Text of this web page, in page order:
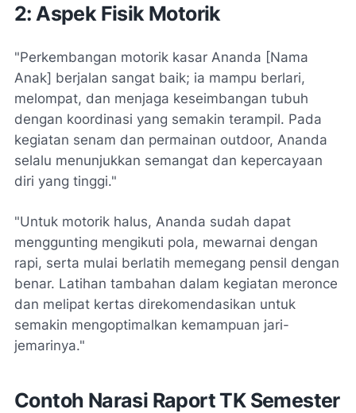
2: Aspek Fisik Motorik
"Perkembangan motorik kasar Ananda [Nama
Anak] berjalan sangat baik; ia mampu berlari,
melompat, dan menjaga keseimbangan tubuh
dengan koordinasi yang semakin terampil. Pada
kegiatan senam dan permainan outdoor, Ananda
selalu menunjukkan semangat dan kepercayaan
diri yang tinggi."
"Untuk motorik halus, Ananda sudah dapat
menggunting mengikuti pola, mewarnai dengan
rapi, serta mulai berlatih memegang pensil dengan
benar. Latihan tambahan dalam kegiatan meronce
dan melipat kertas direkomendasikan untuk
semakin mengoptimalkan kemampuan jari-
jemarinya."
Contoh Narasi Raport TK Semester